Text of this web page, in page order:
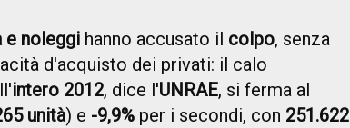
e noleggi hanno accusato il colpo, senza
d'acquisto dei privati: il calo
intero 2012, dice l'UNRAE, si ferma al
unità) e -9,9% per i secondi, con 251.622